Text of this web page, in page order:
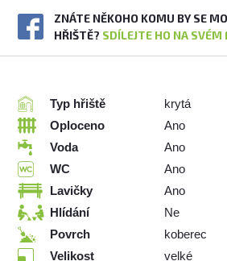
ZNÁTE NĚKOHO KOMU BY SE
HŘIŠTĚ? SDÍLEJTE HO NA SVÉM
Typ hřiště
krytá
Oploceno
Ano
Voda
Ano
WC
Ano
Lavičky
Ano
Hlídání
Ne
Povrch
koberec
Velikost
velké